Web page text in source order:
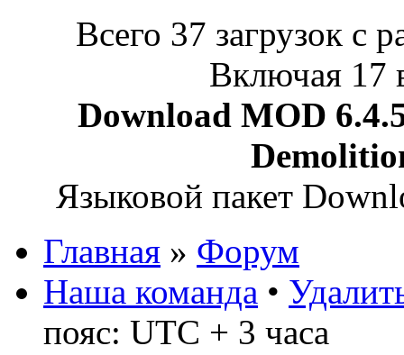
Всего 37 загрузок с
Включая 17
Download MOD
Языковой пакет
Главная » Форум
Наша команда •
пояс: UTC + 3 часа